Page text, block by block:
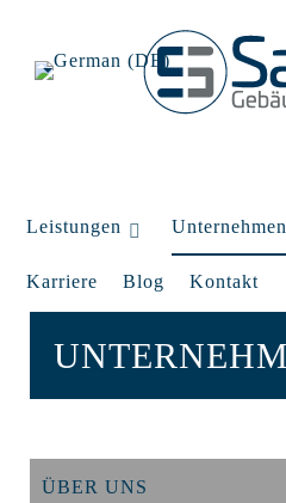
Leistungen Unternehmen
Karriere Blog Kontakt
ÜBER UNS